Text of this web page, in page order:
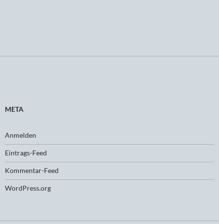
META
Anmelden
Eintrags-Feed
Kommentar-Feed
WordPress.org